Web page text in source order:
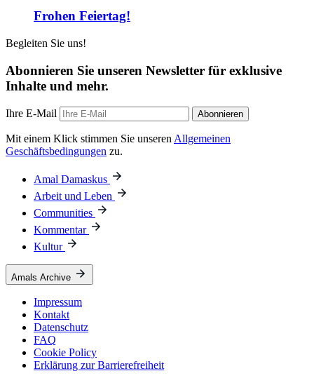
Frohen Feiertag!
Begleiten Sie uns!
Abonnieren Sie unseren Newsletter für exklusive
Inhalte und mehr.
Ihre E-Mail Abonnieren
Mit einem Klick stimmen Sie unseren Allgemeinen
Geschäftsbedingungen zu.
Amal Damaskus
Arbeit und Leben
Communities
Kommentar
Kultur
Amals Archive
Impressum
Kontakt
Datenschutz
FAQ
Cookie Policy
Erklärung zur Barrierefreiheit